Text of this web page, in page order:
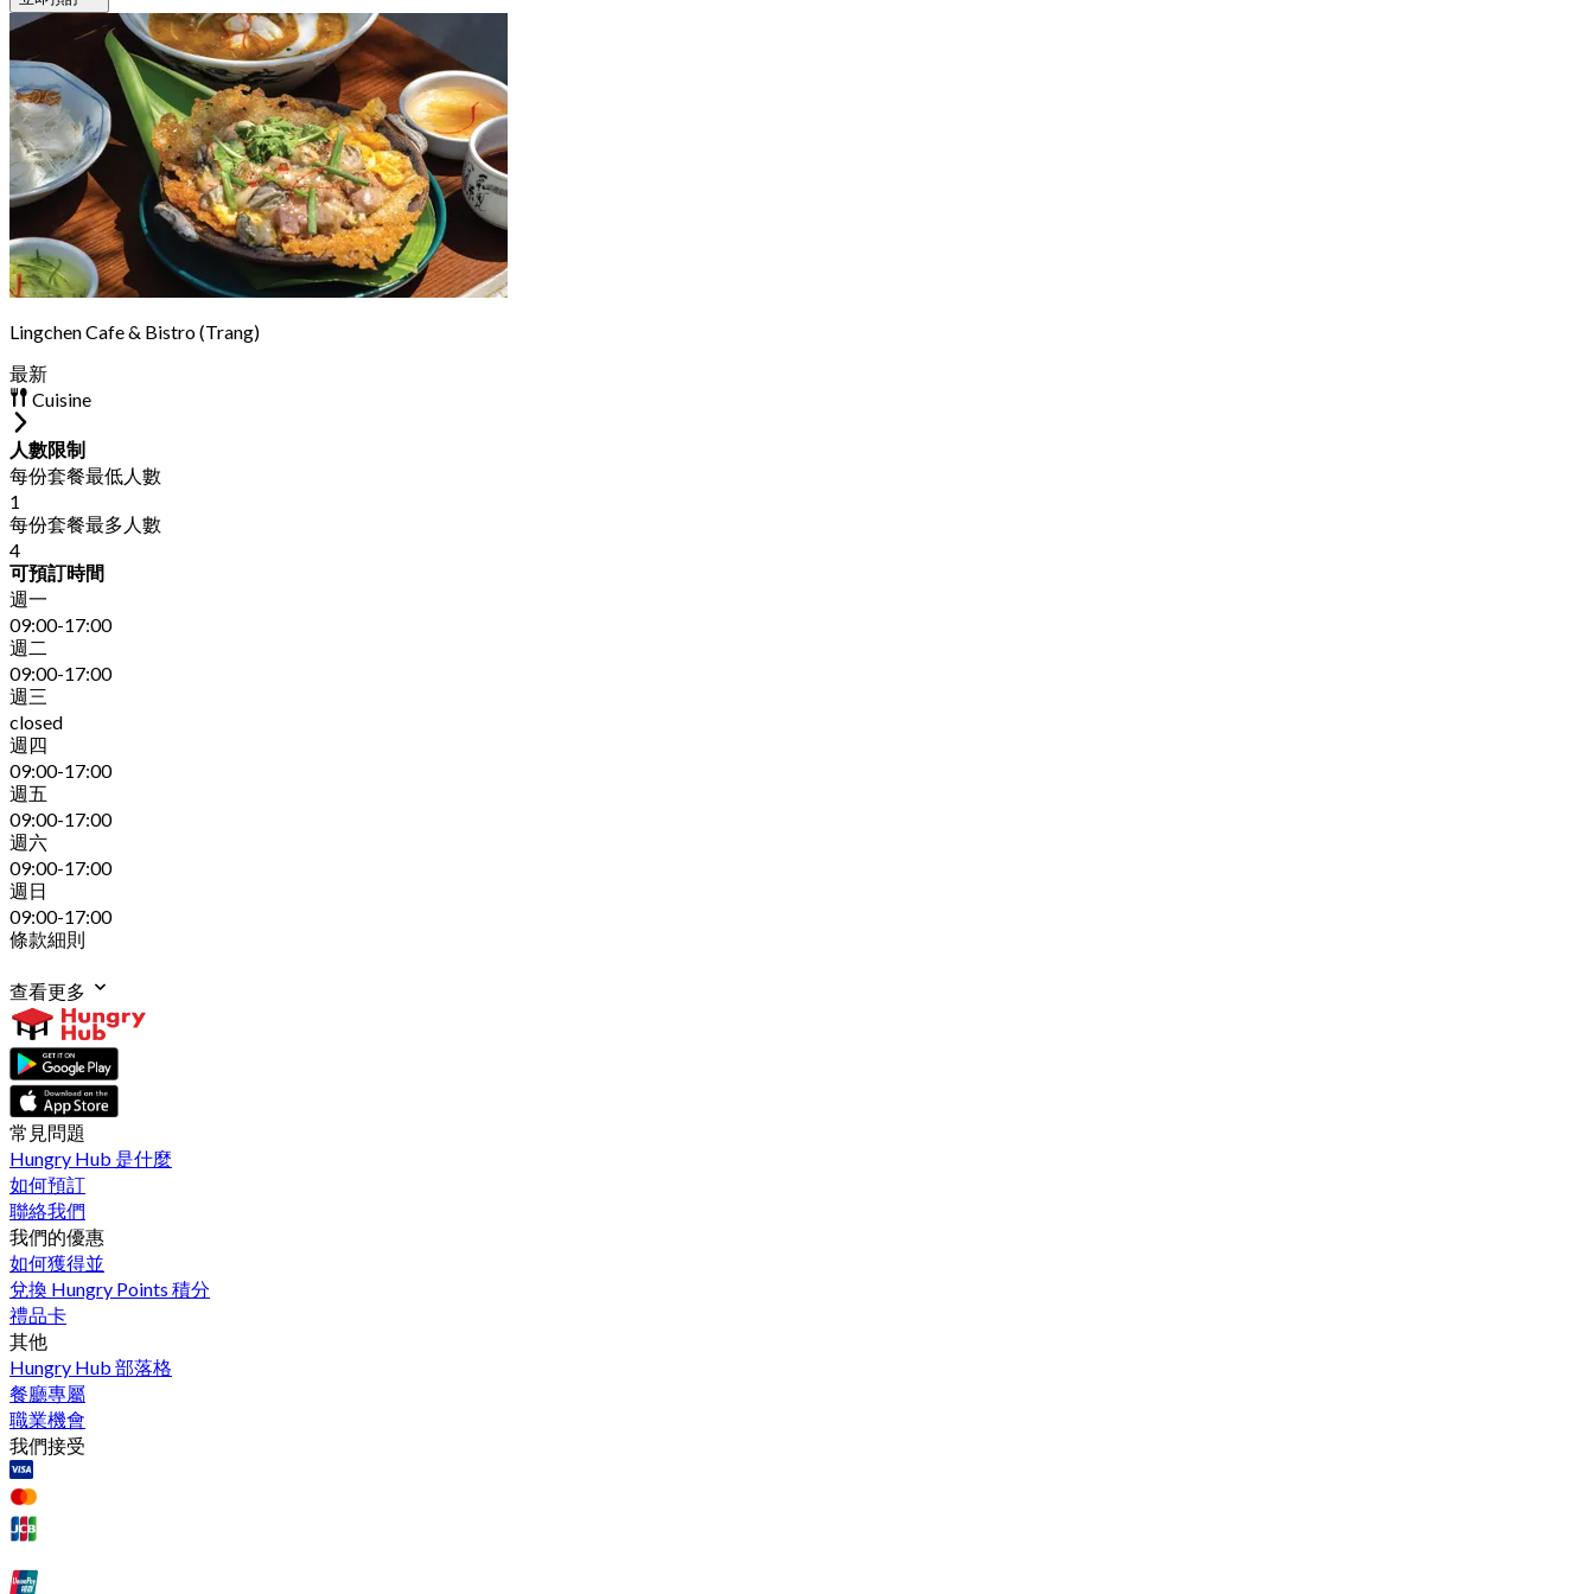
Lingchen Cafe & Bistro (Trang)
最新
Cuisine
人數限制
每份套餐最低人數
1
每份套餐最多人數
4
可預訂時間
週一
09:00-17:00
週二
09:00-17:00
週三
closed
週四
09:00-17:00
週五
09:00-17:00
週六
09:00-17:00
週日
09:00-17:00
條款細則
查看更多
常見問題
Hungry Hub 是什麼
如何預訂
聯絡我們
我們的優惠
如何獲得並
兌換 Hungry Points 積分
禮品卡
其他
Hungry Hub 部落格
餐廳專屬
職業機會
我們接受